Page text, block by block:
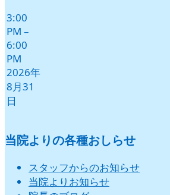
3:00
PM –
6:00
PM
2026年
8月31
日
当院よりの各種おしらせ
スタッフからのお知らせ
当院よりお知らせ